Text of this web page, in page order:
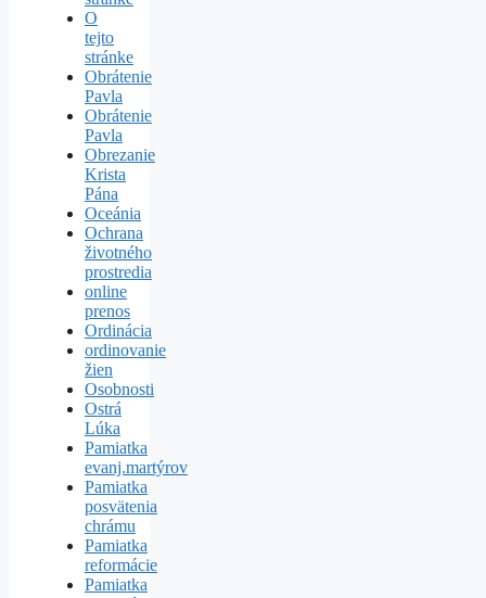
O
tejto
stránke
Obrátenie
Pavla
Obrátenie
Pavla
Obrezanie
Krista
Pána
Oceánia
Ochrana
životného
prostredia
online
prenos
Ordinácia
ordinovanie
žien
Osobnosti
Ostrá
Lúka
Pamiatka
evanj.martýrov
Pamiatka
posvätenia
chrámu
Pamiatka
reformácie
Pamiatka